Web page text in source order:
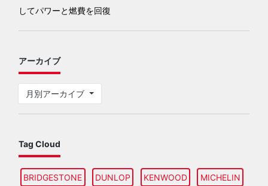
してパワーと燃費を回復
アーカイブ
月別アーカイブ
Tag Cloud
BRIDGESTONE DUNLOP KENWOOD MICHELIN